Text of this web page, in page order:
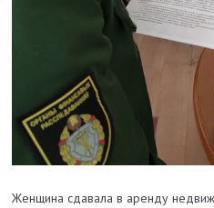
Женщина сдавала в аренду